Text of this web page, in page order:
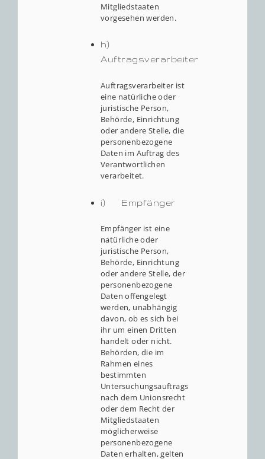
Mitgliedstaaten
vorgesehen werden.
h)
Auftragsverarbeiter
Auftragsverarbeiter ist
eine natürliche oder
juristische Person,
Behörde, Einrichtung
oder andere Stelle, die
personenbezogene
Daten im Auftrag des
Verantwortlichen
verarbeitet.
i) Empfänger
Empfänger ist eine
natürliche oder
juristische Person,
Behörde, Einrichtung
oder andere Stelle, der
personenbezogene
Daten offengelegt
werden, unabhängig
davon, ob es sich bei
ihr um einen Dritten
handelt oder nicht.
Behörden, die im
Rahmen eines
bestimmten
Untersuchungsauftrags
nach dem Unionsrecht
oder dem Recht der
Mitgliedstaaten
möglicherweise
personenbezogene
Daten erhalten, gelten